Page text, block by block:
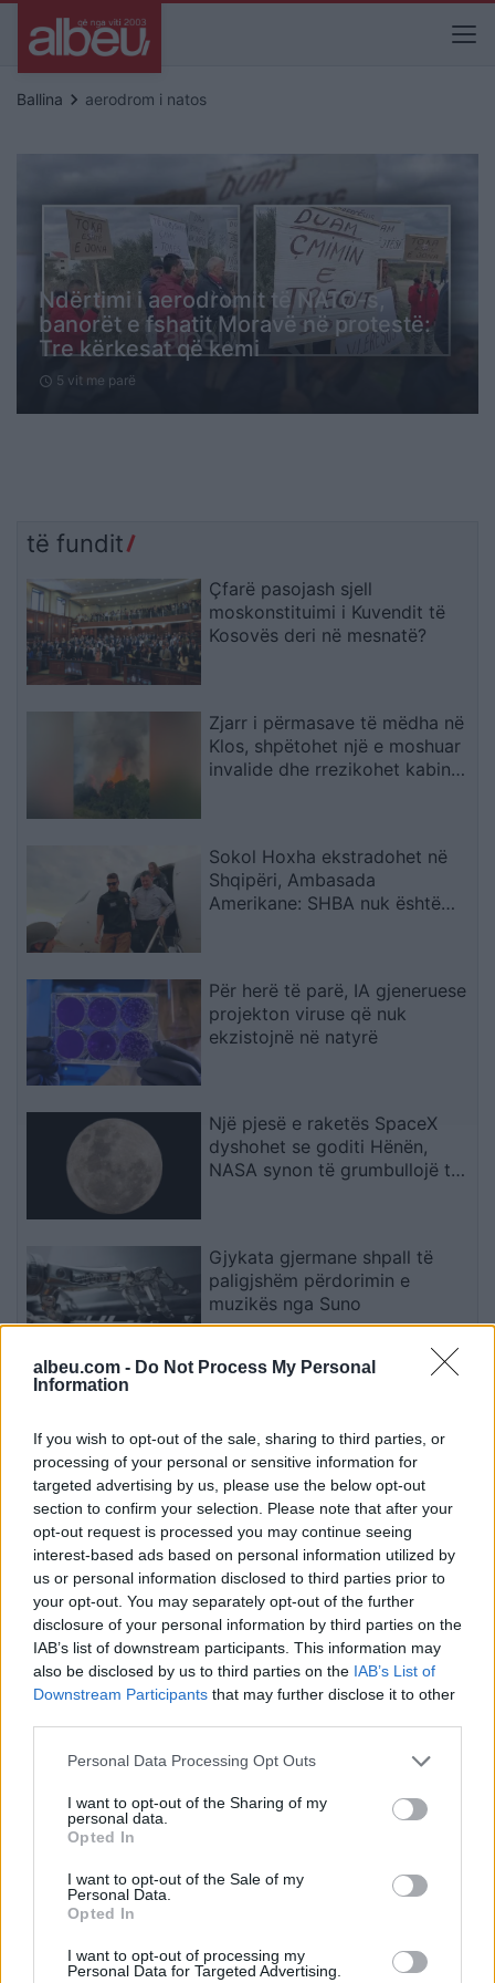
albeu.com - Do Not Process My Personal
Information
If you wish to opt-out of the sale, sharing to third parties, or
processing of your personal or sensitive information for
targeted advertising by us, please use the below opt-out
section to confirm your selection. Please note that after your
opt-out request is processed you may continue seeing
interest-based ads based on personal information utilized by
us or personal information disclosed to third parties prior to
your opt-out. You may separately opt-out of the further
disclosure of your personal information by third parties on the
IAB’s list of downstream participants. This information may
also be disclosed by us to third parties on the IAB’s List of
Downstream Participants that may further disclose it to other
Personal Data Processing Opt Outs
I want to opt-out of the Sharing of my
personal data.
Opted In
I want to opt-out of the Sale of my
Personal Data.
Opted In
I want to opt-out of processing my
Personal Data for Targeted Advertising.
Ballina keyboard_arrow_right aerodrom i natos
Ndërtimi i aerodromit të NATO-s,
banorët e fshatit Moravë në protestë:
Tre kërkesat që kemi
schedule 5 vit me parë
të fundit
Çfarë pasojash sjell
moskonstituimi i Kuvendit të
Kosovës deri në mesnatë?
Zjarr i përmasave të mëdha në
Klos, shpëtohet një e moshuar
invalide dhe rrezikohet kabina
Sokol Hoxha ekstradohet në
Shqipëri, Ambasada
Amerikane: SHBA nuk është
Për herë të parë, IA gjeneruese
projekton viruse që nuk
ekzistojnë në natyrë
Një pjesë e raketës SpaceX
dyshohet se goditi Hënën,
NASA synon të grumbullojë të
Gjykata gjermane shpall të
paligjshëm përdorimin e
muzikës nga Suno
në Gjakovë: Ja arsyetimi i
kreut të AAK-së
Esim for Global
Esim for USA|Esim for Italy| Esim for Spain|Esim